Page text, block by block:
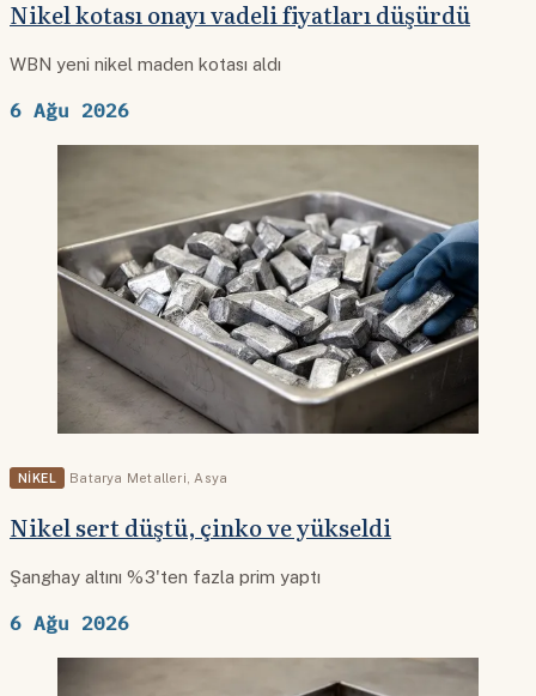
Nikel kotası onayı vadeli fiyatları düşürdü
WBN yeni nikel maden kotası aldı
6 Ağu 2026
NIKEL Batarya Metalleri,Asya
Nikel sert düştü, çinko ve yükseldi
Şanghay altını %3'ten fazla prim yaptı
6 Ağu 2026